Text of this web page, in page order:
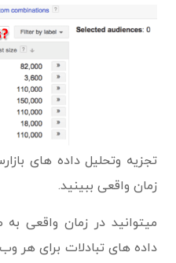
تجزیه وتحلیل داده های
زمان واقعی ببینید.
میتوانید در زمان واقعی
داده های تبادلات برای هر